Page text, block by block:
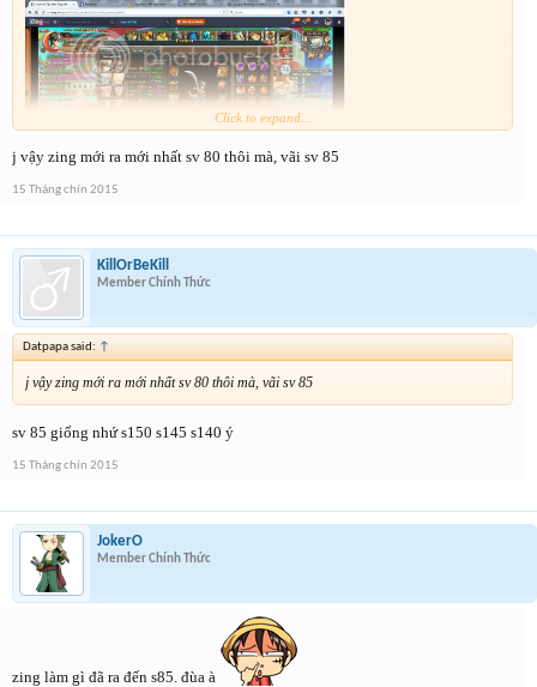
Click to expand...
j vậy zing mới ra mới nhất sv 80 thôi mà, vãi sv 85
15 Tháng chín 2015
KillOrBeKill
Member Chính Thức
Datpapa said: ↑
j vậy zing mới ra mới nhất sv 80 thôi mà, vãi sv 85
sv 85 giống nhứ s150 s145 s140 ý
15 Tháng chín 2015
JokerO
Member Chính Thức
zing làm gì đã ra đến s85. đùa à